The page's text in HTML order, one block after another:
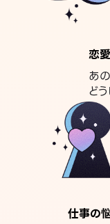
恋
あ
ど
仕事の